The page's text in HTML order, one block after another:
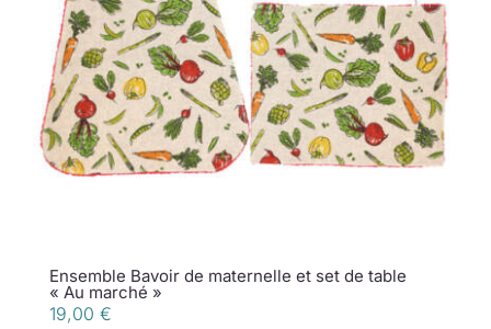
Ensemble Bavoir de maternelle et set de table
« Au marché »
19,00 €